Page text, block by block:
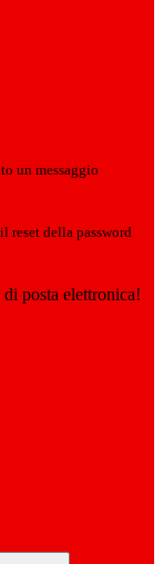
un messaggio
reset della password
posta elettronica!